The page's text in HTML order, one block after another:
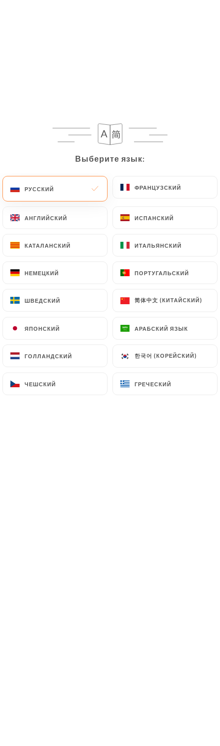
Выберите язык:
РУССКИЙ ФРАНЦУЗСКИЙ
АНГЛИЙСКИЙ ИСПАНСКИЙ
КАТАЛАНСКИЙ ИТАЛЬЯНСКИЙ
НЕМЕЦКИЙ ПОРТУГАЛЬСКИЙ
ШВЕДСКИЙ 简体中文 (КИТАЙСКИЙ)
ЯПОНСКИЙ АРАБСКИЙ ЯЗЫК
ГОЛЛАНДСКИЙ 한국어 (КОРЕЙСКИЙ)
ЧЕШСКИЙ ГРЕЧЕСКИЙ
Выберите язык:
РУССКИЙ ФРАНЦУЗСКИЙ
АНГЛИЙСКИЙ ИСПАНСКИЙ
КАТАЛАНСКИЙ ИТАЛЬЯНСКИЙ
НЕМЕЦКИЙ ПОРТУГАЛЬСКИЙ
ШВЕДСКИЙ 简体中文 (КИТАЙСКИЙ)
ЯПОНСКИЙ АРАБСКИЙ ЯЗЫК
ГОЛЛАНДСКИЙ 한국어 (КОРЕЙСКИЙ)
ЧЕШСКИЙ ГРЕЧЕСКИЙ